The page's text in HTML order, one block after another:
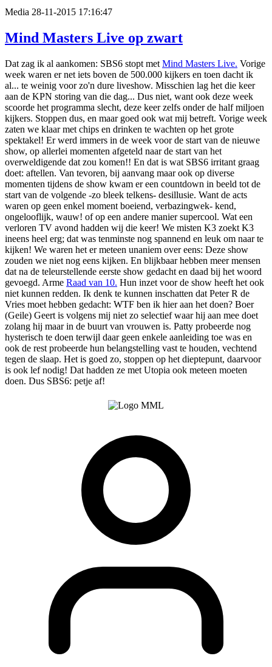
Media 28-11-2015 17:16:47
Mind Masters Live op zwart
Dat zag ik al aankomen: SBS6 stopt met Mind Masters Live. Vorige
week waren er net iets boven de 500.000 kijkers en toen dacht ik
al... te weinig voor zo'n dure liveshow. Misschien lag het die keer
aan de KPN storing van die dag... Dus niet, want ook deze week
scoorde het programma slecht, deze keer zelfs onder de half miljoen
kijkers. Stoppen dus, en maar goed ook wat mij betreft. Vorige week
zaten we klaar met chips en drinken te wachten op het grote
spektakel! Er werd immers in de week voor de start van de nieuwe
show, op allerlei momenten afgeteld naar de start van het
overweldigende dat zou komen!! En dat is wat SBS6 irritant graag
doet: aftellen. Van tevoren, bij aanvang maar ook op diverse
momenten tijdens de show kwam er een countdown in beeld tot de
start van de volgende -zo bleek telkens- desillusie. Want de acts
waren op geen enkel moment boeiend, verbazingwek- kend,
ongelooflijk, wauw! of op een andere manier supercool. Wat een
verloren TV avond hadden wij die keer! We misten K3 zoekt K3
ineens heel erg; dat was tenminste nog spannend en leuk om naar te
kijken! We waren het er meteen unaniem over eens: Deze show
zouden we niet nog eens kijken. En blijkbaar hebben meer mensen
dat na de teleurstellende eerste show gedacht en daad bij het woord
gevoegd. Arme Raad van 10. Hun inzet voor de show heeft het ook
niet kunnen redden. Ik denk te kunnen inschatten dat Peter R de
Vries moet hebben gedacht: WTF ben ik hier aan het doen? Boer
(Geile) Geert is volgens mij niet zo selectief waar hij aan mee doet
zolang hij maar in de buurt van vrouwen is. Patty probeerde nog
hysterisch te doen terwijl daar geen enkele aanleiding toe was en
ook de rest probeerde hun belangstelling vast te houden, vechtend
tegen de slaap. Het is goed zo, stoppen op het dieptepunt, daarvoor
is ook lef nodig! Dat hadden ze met Utopia ook meteen moeten
doen. Dus SBS6: petje af!